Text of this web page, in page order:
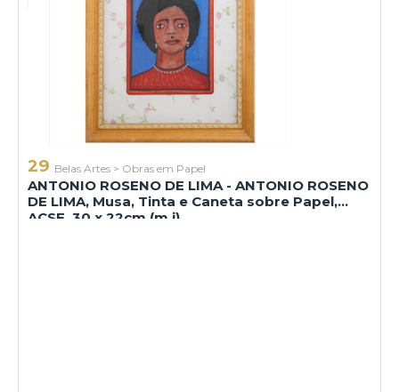
29 Belas Artes > Obras em Papel
ANTONIO ROSENO DE LIMA - ANTONIO ROSENO
DE LIMA, Musa, Tinta e Caneta sobre Papel,
ACSE, 30 x 22cm (m.i)